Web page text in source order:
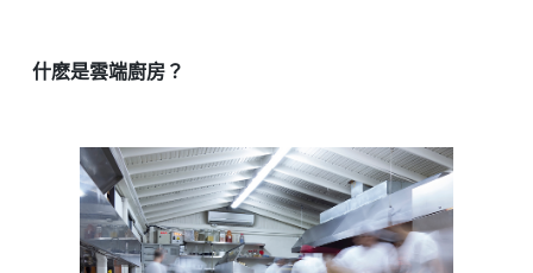
什麽是雲端廚房？